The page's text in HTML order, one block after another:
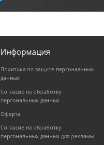
Информация
Политика по защите персональных
данных
Согласие на обработку
персональных данных
Оферта
Согласие на обработку
персональных данных для рекламы